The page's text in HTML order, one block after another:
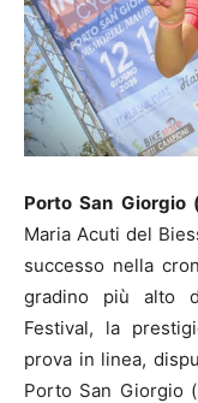
Porto San Giorgio
Maria Acuti del
successo nella
gradino più alto
Festival, la
prova in linea,
Porto San Giorgio